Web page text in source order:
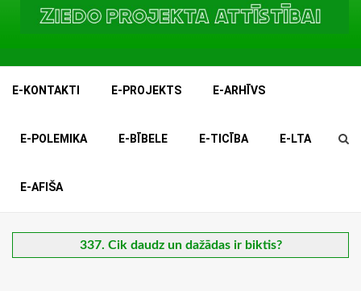
E-KONTAKTI E-PROJEKTS E-ARHĪVS
E-POLEMIKA E-BĪBELE E-TICĪBA E-LTA
E-AFIŠA
337. Cik daudz un dažādas ir biktis?